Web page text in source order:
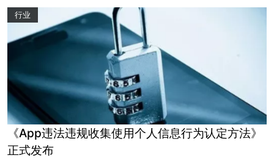
行业
《App违法违规收集使用个人信息行为认定方法》
正式发布